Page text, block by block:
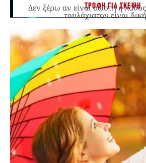
ΤΡΟΦΗ ΓΙΑ ΣΚΕΨΗ
Δεν ξέρω αν είναι σωστή ή
τουλάχιστον είναι